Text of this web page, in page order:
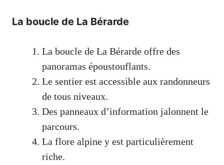
La boucle de La Bérarde
La boucle de La Bérarde offre des
panoramas époustouflants.
Le sentier est accessible aux randonneurs
de tous niveaux.
Des panneaux d’information jalonnent le
parcours.
La flore alpine y est particulièrement
riche.